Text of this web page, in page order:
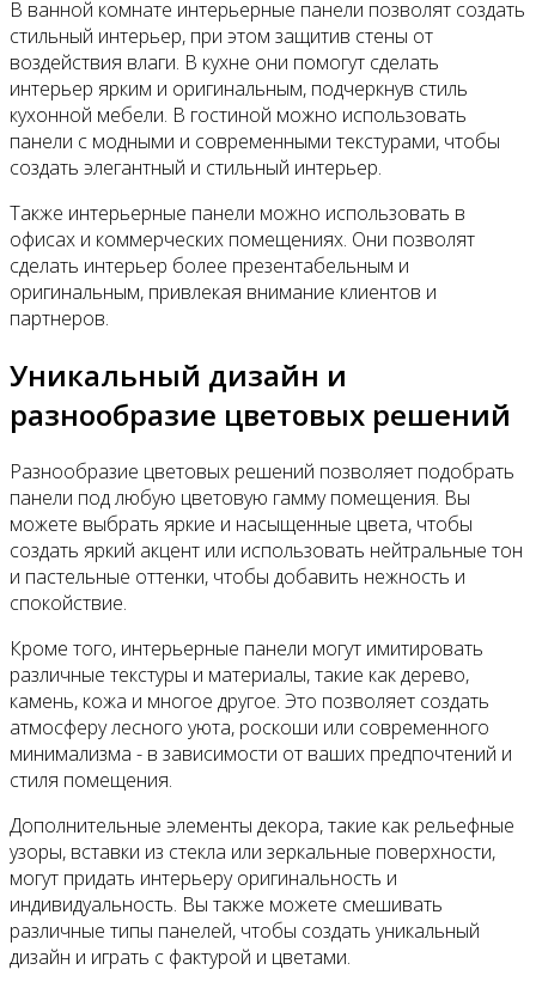
В ванной комнате интерьерные панели позволят создать
стильный интерьер, при этом защитив стены от
воздействия влаги. В кухне они помогут сделать
интерьер ярким и оригинальным, подчеркнув стиль
кухонной мебели. В гостиной можно использовать
панели с модными и современными текстурами, чтобы
создать элегантный и стильный интерьер.
Также интерьерные панели можно использовать в
офисах и коммерческих помещениях. Они позволят
сделать интерьер более презентабельным и
оригинальным, привлекая внимание клиентов и
партнеров.
Уникальный дизайн и
разнообразие цветовых решений
Разнообразие цветовых решений позволяет подобрать
панели под любую цветовую гамму помещения. Вы
можете выбрать яркие и насыщенные цвета, чтобы
создать яркий акцент или использовать нейтральные тон
и пастельные оттенки, чтобы добавить нежность и
спокойствие.
Кроме того, интерьерные панели могут имитировать
различные текстуры и материалы, такие как дерево,
камень, кожа и многое другое. Это позволяет создать
атмосферу лесного уюта, роскоши или современного
минимализма - в зависимости от ваших предпочтений и
стиля помещения.
Дополнительные элементы декора, такие как рельефные
узоры, вставки из стекла или зеркальные поверхности,
могут придать интерьеру оригинальность и
индивидуальность. Вы также можете смешивать
различные типы панелей, чтобы создать уникальный
дизайн и играть с фактурой и цветами.